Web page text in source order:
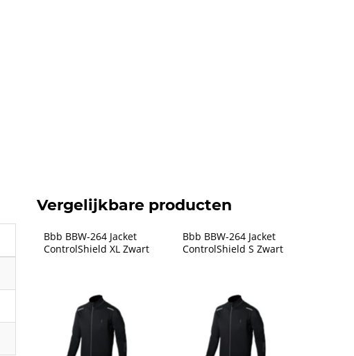
Vergelijkbare producten
Bbb BBW-264 Jacket
ControlShield XL Zwart
Bbb BBW-264 Jacket
ControlShield S Zwart